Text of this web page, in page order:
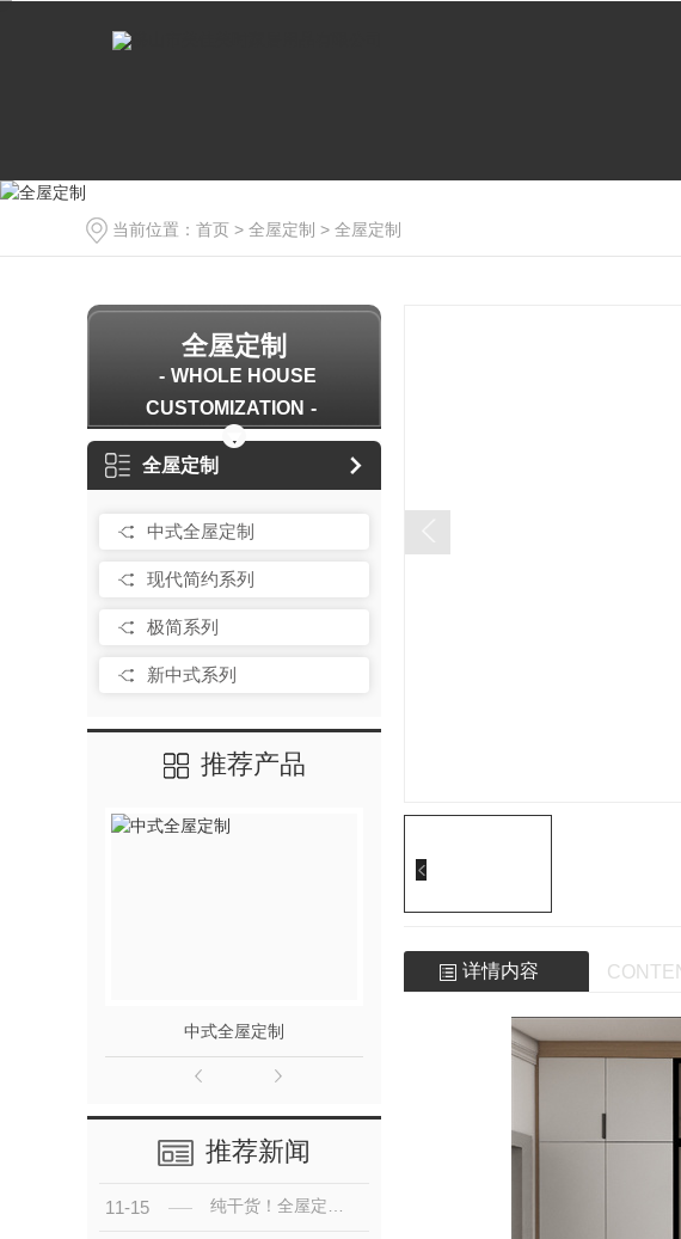
当前位置： 首页 > 全屋定制 > 全屋定制
全屋定制
WHOLE HOUSE
CUSTOMIZATION
全屋定制
中式全屋定制
现代简约系列
极简系列
新中式系列
推荐产品
中式全屋定制 现代简约系列
推荐新闻
11-15
详情内容